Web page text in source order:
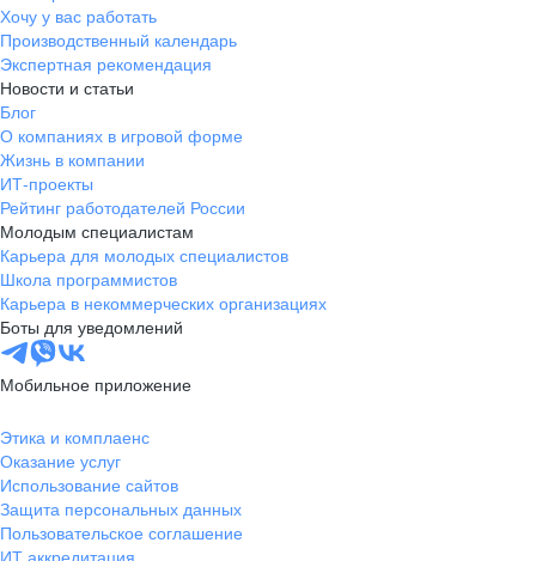
Хочу у вас работать
Производственный календарь
Экспертная рекомендация
Новости и статьи
Блог
О компаниях в игровой форме
Жизнь в компании
ИТ-проекты
Рейтинг работодателей России
Молодым специалистам
Карьера для молодых специалистов
Школа программистов
Карьера в некоммерческих организациях
Боты для уведомлений
Мобильное приложение
Этика и комплаенс
Оказание услуг
Использование сайтов
Защита персональных данных
Пользовательское соглашение